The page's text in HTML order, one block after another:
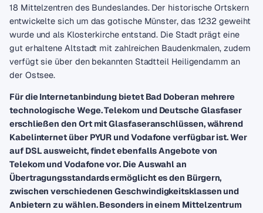
18 Mittelzentren des Bundeslandes. Der historische Ortskern
entwickelte sich um das gotische Münster, das 1232 geweiht
wurde und als Klosterkirche entstand. Die Stadt prägt eine
gut erhaltene Altstadt mit zahlreichen Baudenkmalen, zudem
verfügt sie über den bekannten Stadtteil Heiligendamm an
der Ostsee.
Für die Internetanbindung bietet Bad Doberan mehrere
technologische Wege. Telekom und Deutsche Glasfaser
erschließen den Ort mit Glasfaseranschlüssen, während
Kabelinternet über PYUR und Vodafone verfügbar ist. Wer
auf DSL ausweicht, findet ebenfalls Angebote von
Telekom und Vodafone vor. Die Auswahl an
Übertragungsstandards ermöglicht es den Bürgern,
zwischen verschiedenen Geschwindigkeitsklassen und
Anbietern zu wählen. Besonders in einem Mittelzentrum